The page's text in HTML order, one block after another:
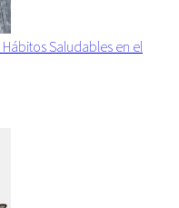
Saludables en el